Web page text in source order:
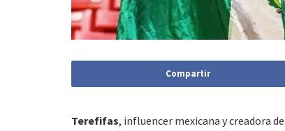
Compartir
Terefifas, influencer mexicana y creadora